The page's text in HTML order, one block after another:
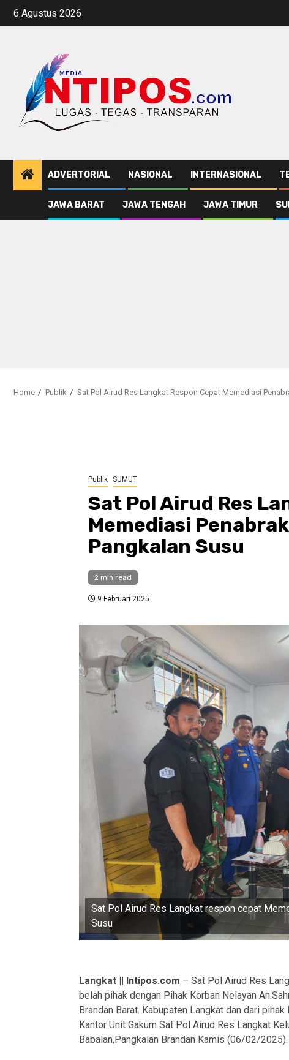
Skip
6 Agustus 2026
ADVERTORIAL NASIONAL INTERNASIONAL
JAWA BARAT JAWA TENGAH JAWA TIMUR
Home Publik Sat Pol Airud Res Langkat Respon Cepat Memediasi
Publik SUMUT
Sat Pol Airud Res
Memediasi
Pangkalan Susu
2 min read
9 Februari 2025
Sat Pol Airud Res Langkat respon cepat
Susu
Langkat || Intipos.com – Sat Pol Airud Res
belah pihak dengan Pihak Korban Nelayan
Brandan Barat. Kabupaten Langkat dan dari
Kantor Unit Gakum Sat Pol Airud Res Langkat
Babalan,Pangkalan Brandan Kamis (06/02/2025).